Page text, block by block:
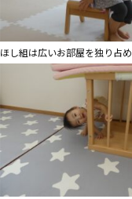
ほし組は広いお部屋を独り占め